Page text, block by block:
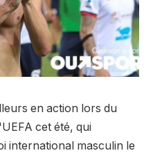
en action lors du
cet été, qui
international masculin le